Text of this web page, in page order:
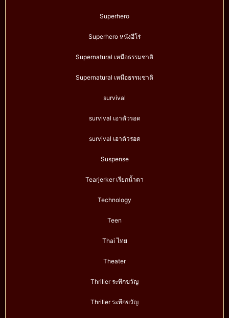
Superhero
Superhero หนังฮีโร่
Supernatural เหนือธรรมชาติ
Supernatural เหนือธรรมชาติ
survival
survival เอาตัวรอด
survival เอาตัวรอด
Suspense
Tearjerker เรียกน้ำตา
Technology
Teen
Thai ไทย
Theater
Thriller ระทึกขวัญ
Thriller ระทึกขวัญ